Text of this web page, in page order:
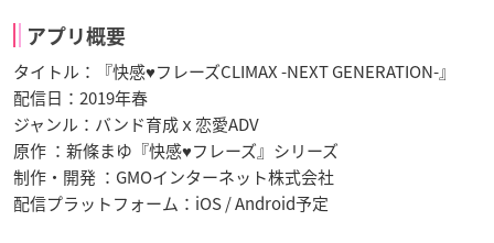
アプリ概要
タイトル：『快感♥フレーズCLIMAX -NEXT GENERATION-』
配信日：2019年春
ジャンル：バンド育成ｘ恋愛ADV
原作 ：新條まゆ『快感♥フレーズ』シリーズ
制作・開発 ：GMOインターネット株式会社
配信プラットフォーム：iOS / Android予定